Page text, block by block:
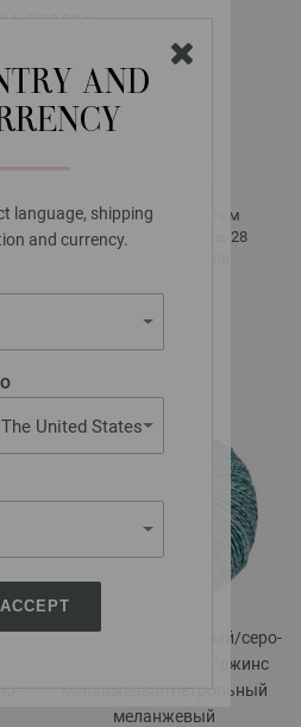
AND
language, shipping
and currency.
United States
ACCEPT
GROSSA
SOCKS
2,5 - 3
10 x 10 см
40 рядов, 28
100 гр
1003-мята меланжевый/серо-
джинс
меланжевый/петрольный
меланжевый